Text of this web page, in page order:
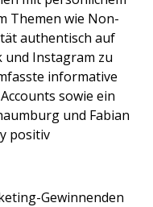
Themen wie Non-
authentisch auf
Instagram zu
informative
sowie ein
und Fabian
positiv
Gewinnenden